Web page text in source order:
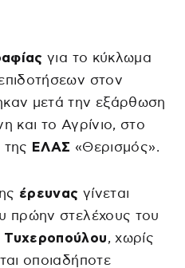
για το κύκλωμα
στον
μετά την εξάρθωση
και το Αγρίνιο, στο
της ΕΛΑΣ «Θερισμός».
έρευνας γίνεται
πρώην στελέχους του
Τυχεροπούλου, χωρίς
οποιαδήποτε